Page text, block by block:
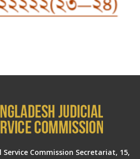
Service Commission Secretariat, 15,